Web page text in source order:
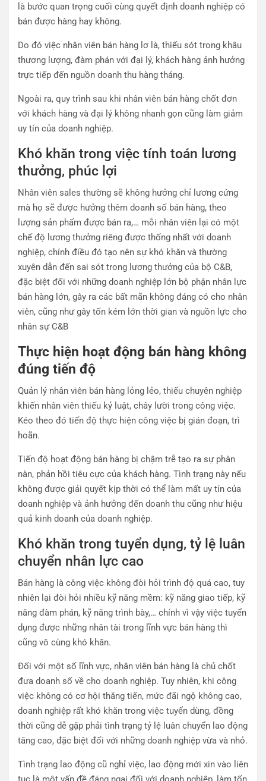
là bước quan trọng cuối cùng quyết định doanh nghiệp có
bán được hàng hay không.
Do đó việc nhân viên bán hàng lơ là, thiếu sót trong khâu
thương lượng, đàm phán với đại lý, khách hàng ảnh hưởng
trực tiếp đến nguồn doanh thu hàng tháng.
Ngoài ra, quy trình sau khi nhân viên bán hàng chốt đơn
với khách hàng và đại lý không nhanh gọn cũng làm giảm
uy tín của doanh nghiệp.
Khó khăn trong việc tính toán lương
thưởng, phúc lợi
Nhân viên sales thường sẽ không hưởng chỉ lương cứng
mà họ sẽ được hưởng thêm doanh số bán hàng, theo
lượng sản phẩm được bán ra,… mỗi nhân viên lại có một
chế độ lương thưởng riêng được thống nhất với doanh
nghiệp, chính điều đó tạo nên sự khó khăn và thường
xuyên dẫn đến sai sót trong lương thưởng của bộ C&B,
đặc biệt đối với những doanh nghiệp lớn bộ phận nhân lực
bán hàng lớn, gây ra các bất mãn không đáng có cho nhân
viên, cũng như gây tốn kém lớn thời gian và nguồn lực cho
nhân sự C&B
Thực hiện hoạt động bán hàng không
đúng tiến độ
Quản lý nhân viên bán hàng lỏng lẻo, thiếu chuyên nghiệp
khiến nhân viên thiếu kỷ luật, chây lười trong công việc.
Kéo theo đó tiến độ thực hiện công việc bị gián đoạn, trì
hoãn.
Tiến độ hoạt động bán hàng bị chậm trễ tạo ra sự phàn
nàn, phản hồi tiêu cực của khách hàng. Tình trạng này nếu
không được giải quyết kịp thời có thể làm mất uy tín của
doanh nghiệp và ảnh hưởng đến doanh thu cũng như hiệu
quả kinh doanh của doanh nghiệp.
Khó khăn trong tuyển dụng, tỷ lệ luân
chuyển nhân lực cao
Bán hàng là công việc không đòi hỏi trình độ quá cao, tuy
nhiên lại đòi hỏi nhiều kỹ năng mềm: kỹ năng giao tiếp, kỹ
năng đàm phán, kỹ năng trình bày,… chính vì vậy việc tuyển
dụng được những nhân tài trong lĩnh vực bán hàng thì
cũng vô cùng khó khăn.
Đối với một số lĩnh vực, nhân viên bán hàng là chủ chốt
đưa doanh số về cho doanh nghiệp. Tuy nhiên, khi công
việc không có cơ hội thăng tiến, mức đãi ngộ không cao,
doanh nghiệp rất khó khăn trong việc tuyển dùng, đồng
thời cũng dễ gặp phải tình trạng tỷ lệ luân chuyển lao động
tăng cao, đặc biệt đối với những doanh nghiệp vừa và nhỏ.
Tình trạng lao động cũ nghỉ việc, lao động mới xin vào liên